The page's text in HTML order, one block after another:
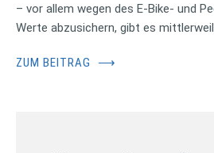
– vor allem wegen des E-Bike- und
Werte abzusichern, gibt es
ZUM BEITRAG ⟶